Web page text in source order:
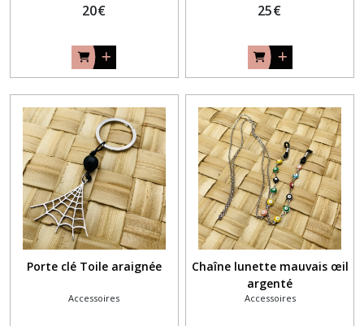
20€ 25€
Porte clé Toile araignée
Accessoires
Chaîne lunette mauvais œil
argenté
Accessoires